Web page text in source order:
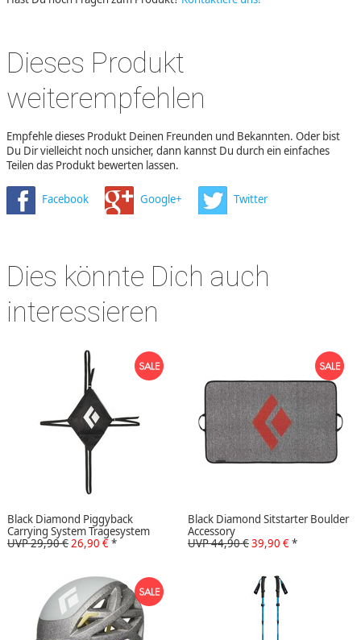
Dieses Produkt
weiterempfehlen
Empfehle dieses Produkt Deinen Freunden und Bekannten. Oder bist
Du Dir vielleicht noch unsicher, dann kannst Du durch ein einfaches
Teilen das Produkt bewerten lassen.
Facebook Google+ Twitter
Dies könnte Dich auch
interessieren
Black Diamond Piggyback
Carrying System Tragesystem
UVP 29,90 € 26,90 €*
Black Diamond Sitstarter Boulder
Accessory
UVP 44,90 €39,90 €*